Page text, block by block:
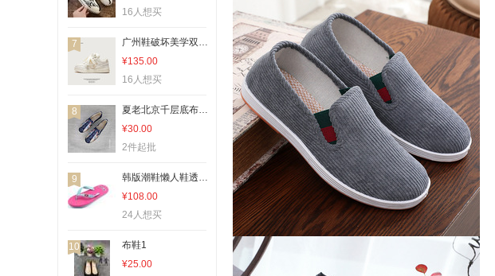
16人想买
7
广州鞋破坏美学双鞋舌国潮男鞋子国潮鞋板鞋面包鞋男女同款小白鞋
¥135.00
16人想买
8
夏老北京千层底布鞋平底透气单鞋中国风刺绣开车鞋低帮软底男士鞋国潮
¥30.00
2件起批
9
韩版潮鞋懒人鞋透气防臭鞋b493
¥108.00
24人想买
10
布鞋1
¥25.00